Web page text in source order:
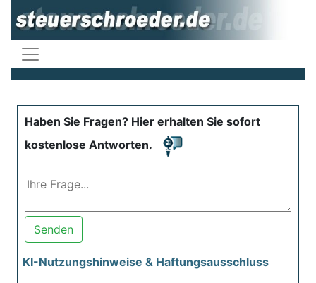
Haben Sie Fragen? Hier erhalten Sie sofort
kostenlose Antworten.
Senden
KI-Nutzungshinweise & Haftungsausschluss